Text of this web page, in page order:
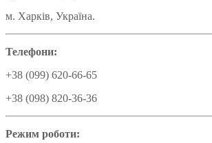
м. Харків, Україна.
Телефони:
+38 (099) 620-66-65
+38 (098) 820-36-36
Режим роботи: